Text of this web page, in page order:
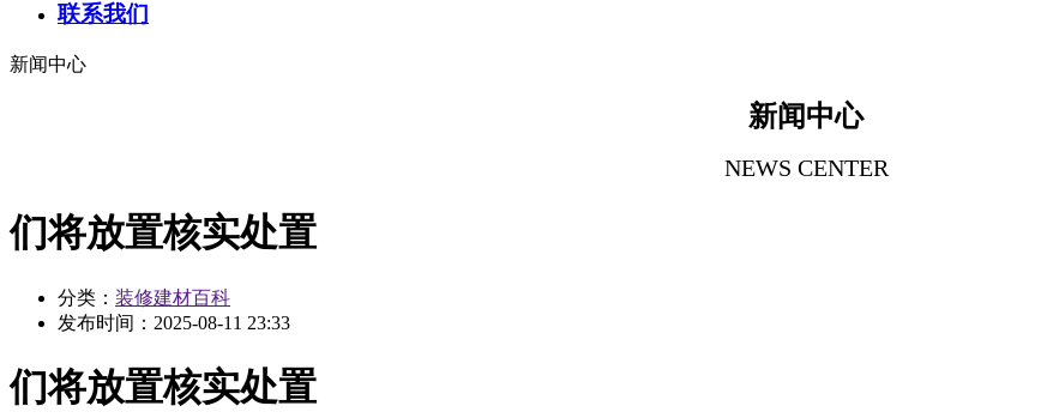
联系我们
新闻中心
新闻中心
NEWS CENTER
们将放置核实处置
分类： 装修建材百科
发布时间： 2025-08-11 23:33
们将放置核实处置